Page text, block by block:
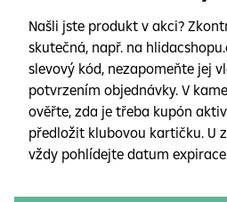
Našli jste produkt v akci?
skutečná, např. na
slevový kód, nezapomeňte jej
potvrzením objednávky. V
ověřte, zda je třeba kupón
předložit klubovou kartičku. U
vždy pohlídejte datum